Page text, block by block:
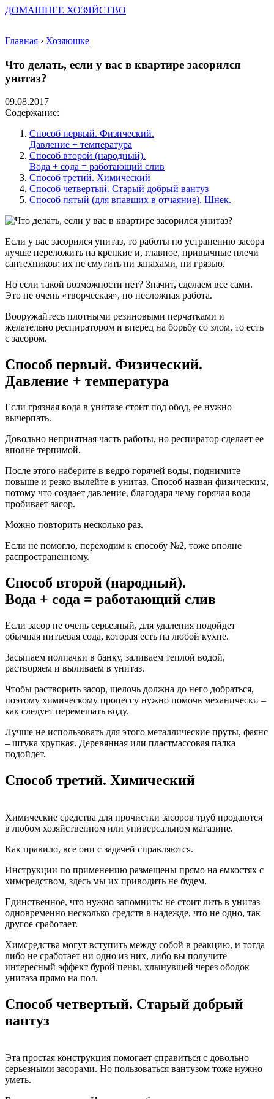
ДОМАШНЕЕ ХОЗЯЙСТВО
Главная › Хозяюшке
Что делать, если у вас в квартире засорился
унитаз?
09.08.2017
Содержание:
Способ первый. Физический.
Давление + температура
Способ второй (народный).
Вода + сода = работающий слив
Способ третий. Химический
Способ четвертый. Старый добрый вантуз
Способ пятый (для впавших в отчаяние). Шнек.
Если у вас засорился унитаз, то работы по устранению засора
лучше переложить на крепкие и, главное, привычные плечи
сантехников: их не смутить ни запахами, ни грязью.
Но если такой возможности нет? Значит, сделаем все сами.
Это не очень «творческая», но несложная работа.
Вооружайтесь плотными резиновыми перчатками и
желательно респиратором и вперед на борьбу со злом, то есть
с засором.
Способ первый. Физический.
Давление + температура
Если грязная вода в унитазе стоит под обод, ее нужно
вычерпать.
Довольно неприятная часть работы, но респиратор сделает ее
вполне терпимой.
После этого наберите в ведро горячей воды, поднимите
повыше и резко вылейте в унитаз. Способ назван физическим,
потому что создает давление, благодаря чему горячая вода
пробивает засор.
Можно повторить несколько раз.
Если не помогло, переходим к способу №2, тоже вполне
распространенному.
Способ второй (народный).
Вода + сода = работающий слив
Если засор не очень серьезный, для удаления подойдет
обычная питьевая сода, которая есть на любой кухне.
Засыпаем полпачки в банку, заливаем теплой водой,
растворяем и выливаем в унитаз.
Чтобы растворить засор, щелочь должна до него добраться,
поэтому химическому процессу нужно помочь механически –
как следует перемешать воду.
Лучше не использовать для этого металлические пруты, фаянс
– штука хрупкая. Деревянная или пластмассовая палка
подойдет.
Способ третий. Химический
Химические средства для прочистки засоров труб продаются
в любом хозяйственном или универсальном магазине.
Как правило, все они с задачей справляются.
Инструкции по применению размещены прямо на емкостях с
химсредством, здесь мы их приводить не будем.
Единственное, что нужно запомнить: не стоит лить в унитаз
одновременно несколько средств в надежде, что не одно, так
другое сработает.
Химсредства могут вступить между собой в реакцию, и тогда
либо не сработает ни одно из них, либо вы получите
интересный эффект бурой пены, хлынувшей через ободок
унитаза прямо на пол.
Способ четвертый. Старый добрый
вантуз
Эта простая конструкция помогает справиться с довольно
серьезными засорами. Но пользоваться вантузом тоже нужно
уметь.